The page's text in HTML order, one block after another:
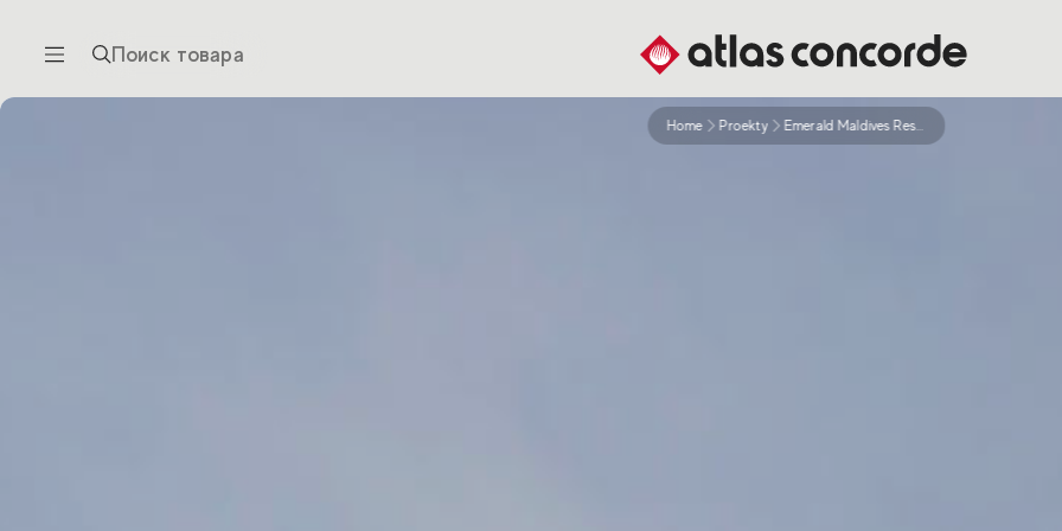
Поиск товара
Home Proekty Emerald Maldives Resort Spa